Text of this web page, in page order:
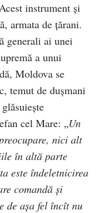
instrument şi
armata de ţărani.
generali ai unei
a unui
Moldova se
temut de duşmani
cel Mare: „Un
nici alt
în altă parte
este îndeletnicirea
comandă şi
de aşa fel încît nu